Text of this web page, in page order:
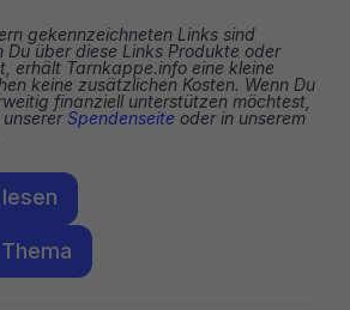
gekennzeichneten Links sind
Du über diese Links Produkte oder
erhält Tarnkappe.info eine kleine
keine zusätzlichen Kosten. Wenn Du
finanziell unterstützen möchtest,
Spendenseite oder in unserem